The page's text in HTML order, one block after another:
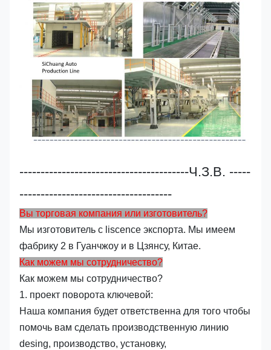
----------------------------------------Ч.З.В. -----
------------------------------------
Вы торговая компания или изготовитель?
Мы изготовитель с liscence экспорта. Мы имеем
фабрику 2 в Гуанчжоу и в Цзянсу, Китае.
Как можем мы сотрудничество?
Как можем мы сотрудничество?
1. проект поворота ключевой:
Наша компания будет ответственна для того чтобы
помочь вам сделать производственную линию
desing, производство, установку,